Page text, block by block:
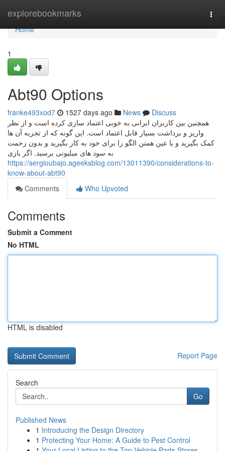
explorebookmarks
Home
Home
1
Abt90 Options
franke493xod7 1527 days ago News
Discuss
همچنین بین کاربران ایرانی به خوبی اعتماد سازی کرده است و از نظر
واریز و برداشت بسیار قابل اعتماد است. این گونه که از تجربه آن ها
کمک بگیرید و یا عین همتن الگو را برای خود به کار بگیرید و بدون زحمت
به سود های میلیونی برسید. اگر بازی
https://sergioubajo.ageeksblog.com/13011390/considerations-to-
know-about-abt90
Comments
Who Upvoted
Comments
Submit a Comment
No HTML
HTML is disabled
Report Page
Search
Go
Published News
1 Introducing the Design Directory
1 Protecting Your Home: A Guide to Pest Control